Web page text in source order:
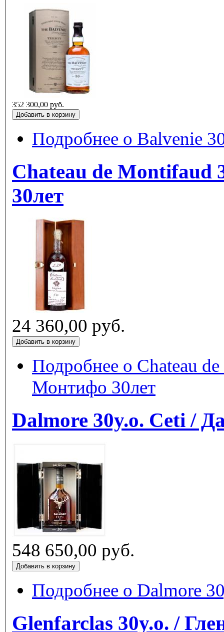
352 300,00 руб.
Подробнее
Chateau de
30лет
24 360,00 руб.
Подробнее о Chateau
Монтифо 30лет
Dalmore 30y.o. Ceti /
548 650,00 руб.
Подробнее о Dalmore
Glenfarclas 30y.o. /